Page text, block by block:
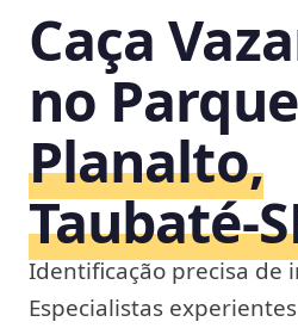
Caça
no Parque
Planalto,
Identificação precisa de
Especialistas